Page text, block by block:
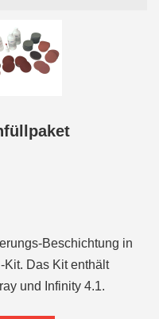
Beschichtung in
Das Kit enthält
und Infinity 4.1.